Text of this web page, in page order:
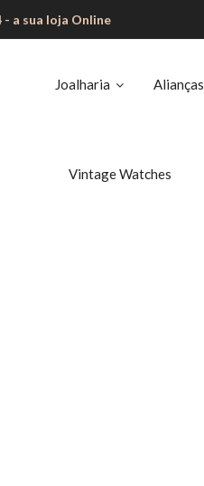
- a sua loja Online
Joalharia Alianças
Vintage Watches